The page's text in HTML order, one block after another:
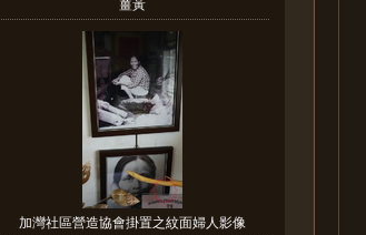
加灣社區營造協會掛置之紋面婦人影像